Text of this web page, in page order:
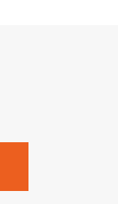
後のサービスを含
」「HRzine」